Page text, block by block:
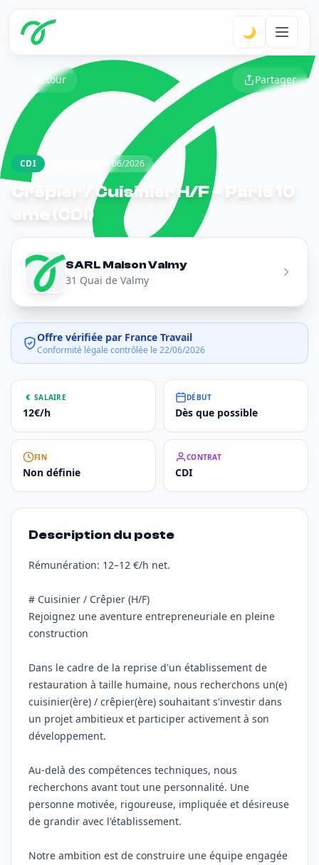
🌙
Retour Partager
CDI Publié le 22/06/2026
Crêpier / Cuisinier H/F – Paris 10
eme (CDI)
SARL Maison Valmy
31 Quai de Valmy
Offre vérifiée par France Travail
Conformité légale contrôlée le 22/06/2026
SALAIRE
12€/h
DÉBUT
Dès que possible
FIN
Non définie
CONTRAT
CDI
Description du poste
Rémunération: 12–12 €/h net.
# Cuisinier / Crêpier (H/F)
Rejoignez une aventure entrepreneuriale en pleine
construction
Dans le cadre de la reprise d'un établissement de
restauration à taille humaine, nous recherchons un(e)
cuisinier(ère) / crêpier(ère) souhaitant s'investir dans
un projet ambitieux et participer activement à son
développement.
Au-delà des compétences techniques, nous
recherchons avant tout une personnalité. Une
personne motivée, rigoureuse, impliquée et désireuse
de grandir avec l'établissement.
Notre ambition est de construire une équipe engagée